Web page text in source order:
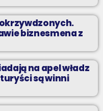
biznesmena z
na apel władz
są winni